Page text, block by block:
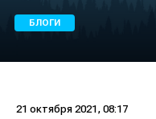
БЛОГИ
21 октября 2021, 08:17